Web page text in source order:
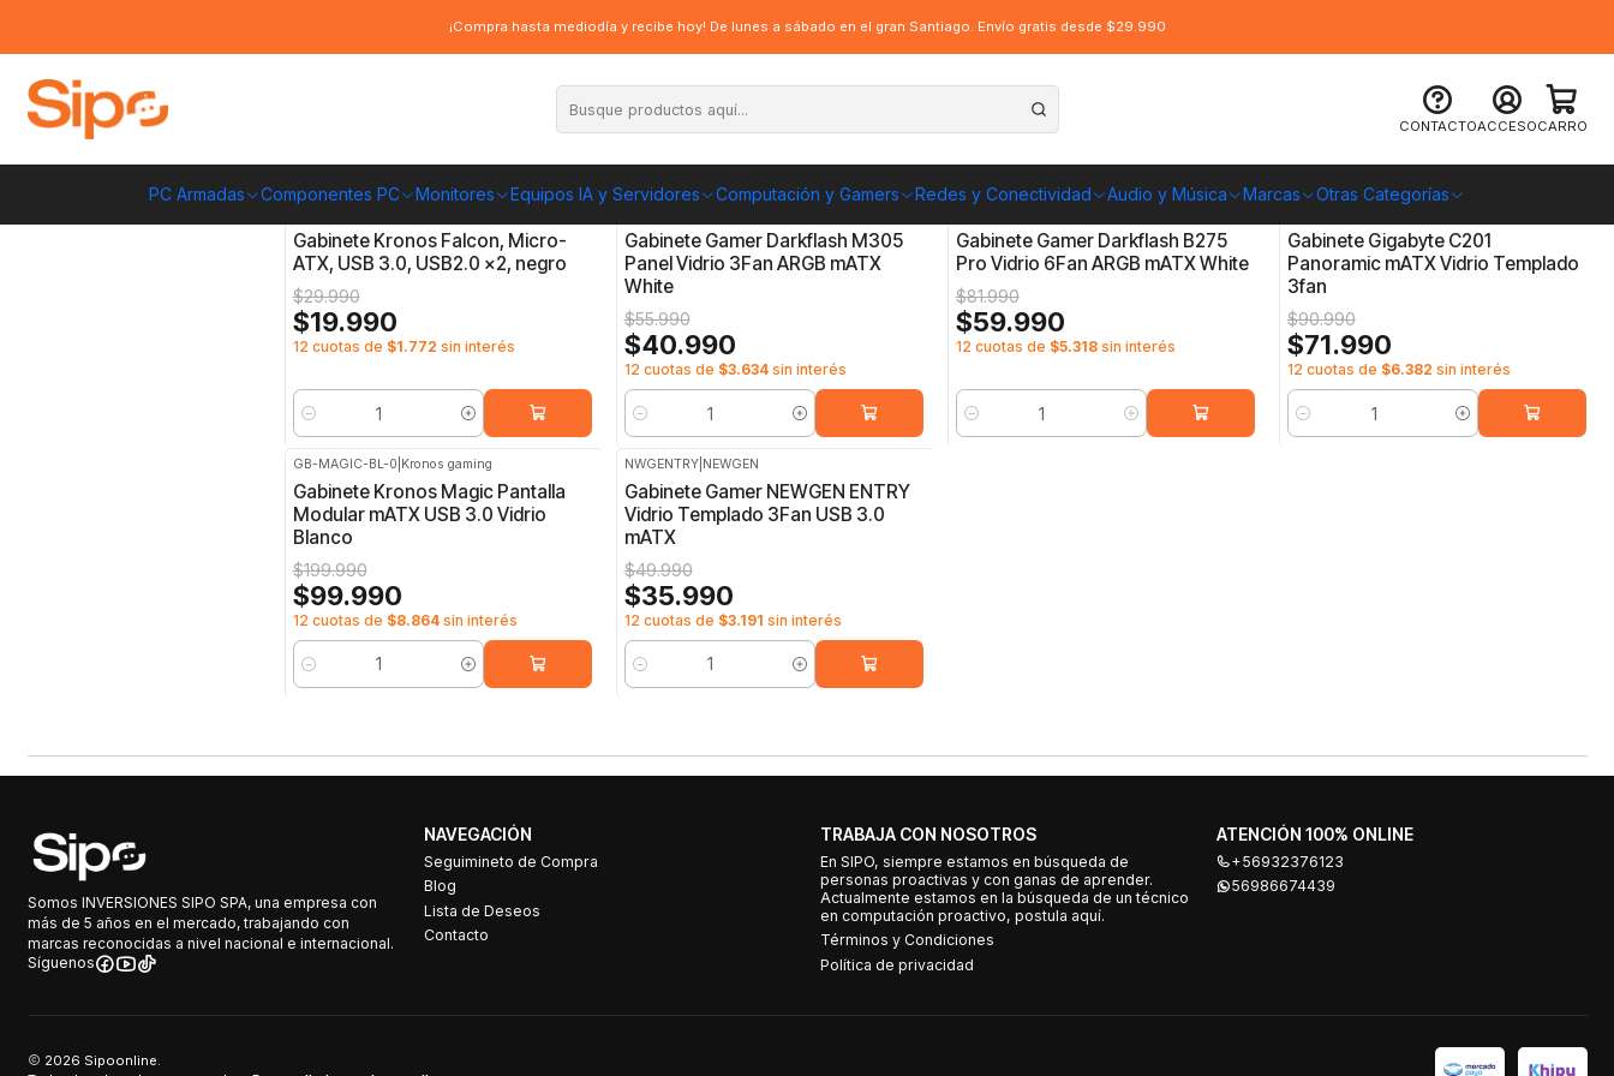
CONTACTOACCESOCARRO
PC Armadas Componentes PC Monitores Equipos IA y Servidores Computación y Gamers Redes y Conectividad Audio y Música Marcas Otras Categorías
¡Compra hasta mediodía y recibe hoy! De lunes a sábado en el gran Santiago. Envío gratis desde $29.990
Micro ATX
-33%OFF
Gabinete Kronos Falcon, Micro-
ATX, USB 3.0, USB2.0 x2, negro
$29.990
$19.990
12 cuotas de $1.772 sin interés
Cantidad
-27%OFF
Gabinete Gamer Darkflash M305
Panel Vidrio 3Fan ARGB mATX
White
$55.990
$40.990
12 cuotas de $3.634sin interés
Cantidad
-27%OFF
Gabinete Gamer Darkflash B275
Pro Vidrio 6Fan ARGB mATX White
$81.990
$59.990
12 cuotas de $5.318sin interés
Cantidad
-21%OFF
Gabinete Gigabyte C201
Panoramic mATX Vidrio Templado
3fan
$90.990
$71.990
12 cuotas de $6.382 sin interés
Cantidad
GB-MAGIC-BL-0 Kronos gaming
Gabinete Kronos Magic Pantalla
Modular mATX USB 3.0 Vidrio
Blanco
$199.990
$99.990
12 cuotas de $8.864sin interés
Cantidad
NWGENTRY| NEWGEN
Gabinete Gamer NEWGEN ENTRY
Vidrio Templado 3Fan USB 3.0
mATX
$49.990
$35.990
12 cuotas de $3.191 sin interés
Cantidad
Somos INVERSIONES SIPO SPA, una empresa con
más de 5 años en el mercado, trabajando con
marcas reconocidas a nivel nacional e internacional.
Síguenos
NAVEGACIÓN
Seguimineto de Compra
Blog
Lista de Deseos
Contacto
TRABAJA CON NOSOTROS
En SIPO, siempre estamos en búsqueda de
personas proactivas y con ganas de aprender.
Actualmente estamos en la búsqueda de un técnico
en computación proactivo, postula aquí.
Términos y Condiciones
Política de privacidad
ATENCIÓN 100% ONLINE
+56932376123
56986674439
2026 Sipoonline.